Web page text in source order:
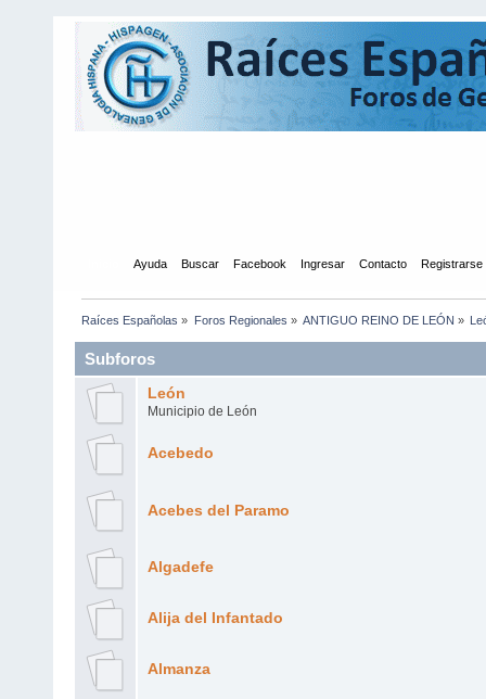
Ayuda Buscar Facebook Ingresar Contacto Registrarse
Raíces Españolas » Foros Regionales » ANTIGUO REINO DE LEÓN »
Subforos
León
Municipio de León
Acebedo
Acebes del Paramo
Algadefe
Alija del Infantado
Almanza